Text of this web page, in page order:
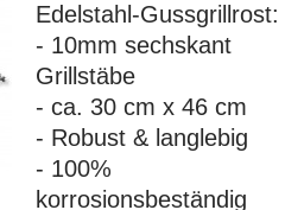
Edelstahl-Gussgrillrost:
- 10mm sechskant
Grillstäbe
- ca. 30 cm x 46 cm
- Robust & langlebig
- 100%
korrosionsbeständig